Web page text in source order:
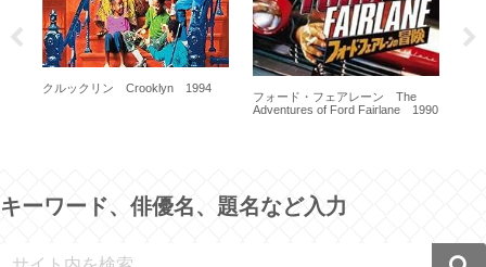
クルックリン Crooklyn 1994
フォード・フェアレーン The
Adventures of Ford Fairlane 1990
キーワード、俳優名、題名など入力